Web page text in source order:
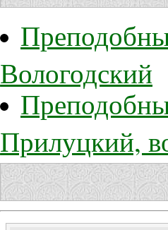
Вологодский
Прилуцкий,